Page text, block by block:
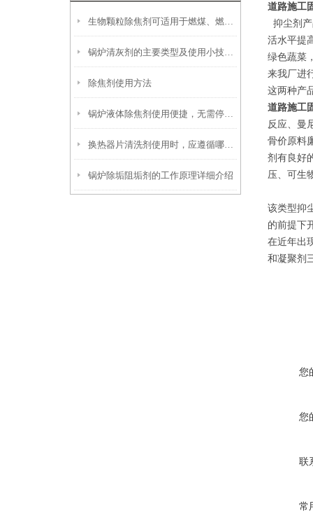
生物颗粒除焦剂可适用于燃煤、燃油及生物质混燃锅炉的定期除焦
锅炉清灰剂的主要类型及使用小技巧分享
除焦剂使用方法
锅炉液体除焦剂使用便捷，无需停炉即可在线投加
换热器片清洗剂使用时，应遵循哪些步骤？
锅炉除垢阻垢剂的工作原理详细介绍
道路施工
抑尘剂
活水平提
绿色蔬菜
来我厂进
这两种产
道路施工
反应、曼
骨价原料
剂有良好
压、可生
该类型抑
的前提下
在近年出
和凝聚剂
您
您
联
常